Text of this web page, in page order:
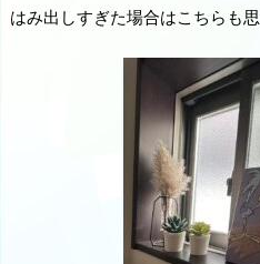
はみ出しすぎた場合はこちらも